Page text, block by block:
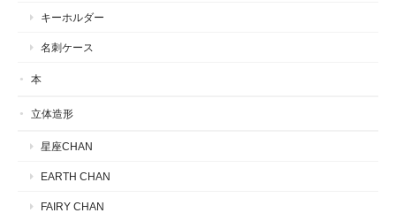
キーホルダー
名刺ケース
本
立体造形
星座CHAN
EARTH CHAN
FAIRY CHAN